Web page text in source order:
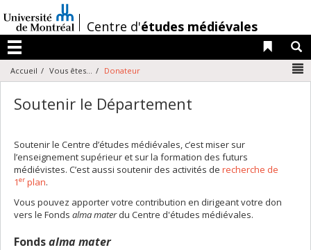
au
contenu
/
Centre d'études médiévales
Menu
Liens
Accueil Vous êtes... Donateur
Soutenir le Département
Soutenir le Centre d’études médiévales, c’est miser sur
l’enseignement supérieur et sur la formation des futurs
médiévistes. C’est aussi soutenir des activités de recherche de
1er plan.
Vous pouvez apporter votre contribution en dirigeant votre don
vers le Fonds alma materdu Centre d'études médiévales.
Fondsalma mater